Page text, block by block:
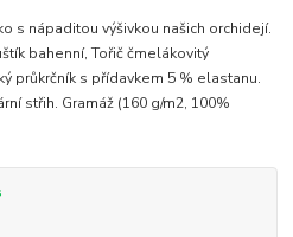
s nápaditou výšivkou našich orchidejí.
bahenní, Tořič čmelákovitý
průkrčník s přídavkem 5 % elastanu.
střih. Gramáž (160 g/m2, 100%